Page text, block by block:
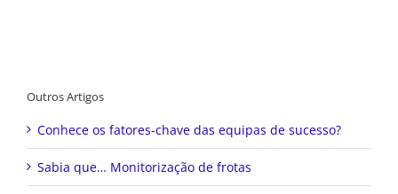
Outros Artigos
Conhece os fatores-chave das equipas de sucesso?
Sabia que… Monitorização de frotas